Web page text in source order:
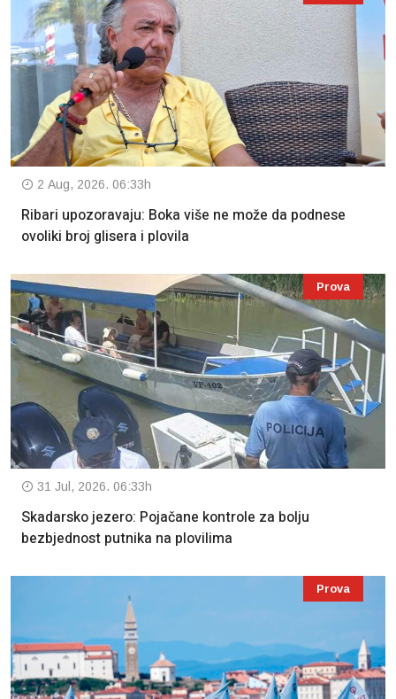
2 Aug, 2026. 06:33h
Ribari upozoravaju: Boka više ne može da podnese
ovoliki broj glisera i plovila
Prova
31 Jul, 2026. 06:33h
Skadarsko jezero: Pojačane kontrole za bolju
bezbjednost putnika na plovilima
Prova